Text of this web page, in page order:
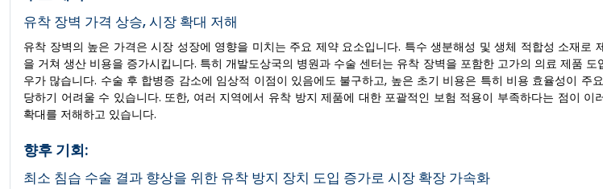
유착 장벽 가격 상승, 시장 확대 저해
유착 장벽의 높은 가격은 시장 성장에 영향을 미치는 주요 제약 요소입니다. 특수 생분해성 및 생체 적합성 소재로
을 거쳐 생산 비용을 증가시킵니다. 특히 개발도상국의 병원과 수술 센터는 유착 장벽을 포함한 고가의 의료 제품
우가 많습니다. 수술 후 합병증 감소에 임상적 이점이 있음에도 불구하고, 높은 초기 비용은 특히 비용 효율성이 주
당하기 어려울 수 있습니다. 또한, 여러 지역에서 유착 방지 제품에 대한 포괄적인 보험 적용이 부족하다는 점이 이
확대를 저해하고 있습니다.
향후 기회:
최소 침습 수술 결과 향상을 위한 유착 방지 장치 도입 증가로 시장 확장 가속화